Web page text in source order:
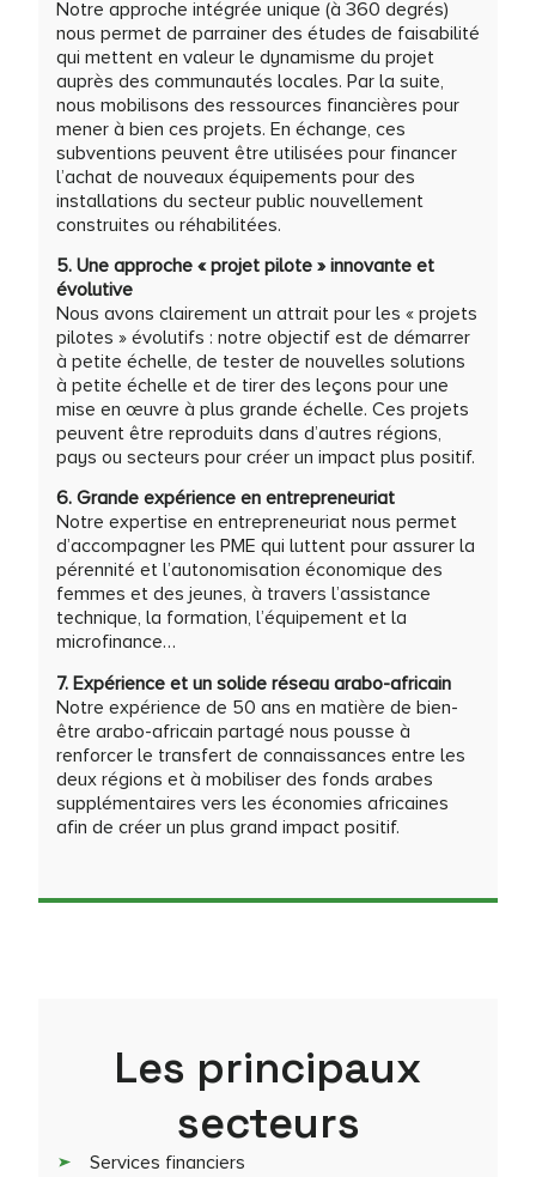
Notre approche intégrée unique (à 360 degrés)
nous permet de parrainer des études de faisabilité
qui mettent en valeur le dynamisme du projet
auprès des communautés locales. Par la suite,
nous mobilisons des ressources financières pour
mener à bien ces projets. En échange, ces
subventions peuvent être utilisées pour financer
l’achat de nouveaux équipements pour des
installations du secteur public nouvellement
construites ou réhabilitées.
5. Une approche « projet pilote » innovante et
évolutive
Nous avons clairement un attrait pour les « projets
pilotes » évolutifs : notre objectif est de démarrer
à petite échelle, de tester de nouvelles solutions
à petite échelle et de tirer des leçons pour une
mise en œuvre à plus grande échelle. Ces projets
peuvent être reproduits dans d’autres régions,
pays ou secteurs pour créer un impact plus positif.
6. Grande expérience en entrepreneuriat
Notre expertise en entrepreneuriat nous permet
d’accompagner les PME qui luttent pour assurer la
pérennité et l’autonomisation économique des
femmes et des jeunes, à travers l’assistance
technique, la formation, l’équipement et la
microfinance…
7. Expérience et un solide réseau arabo-africain
Notre expérience de 50 ans en matière de bien-
être arabo-africain partagé nous pousse à
renforcer le transfert de connaissances entre les
deux régions et à mobiliser des fonds arabes
supplémentaires vers les économies africaines
afin de créer un plus grand impact positif.
Les principaux
secteurs
Services financiers